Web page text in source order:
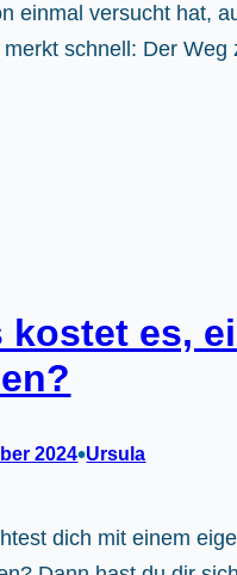
einmal versucht hat,
merkt schnell: Der
kostet es,
2024•Ursula
dich mit einem